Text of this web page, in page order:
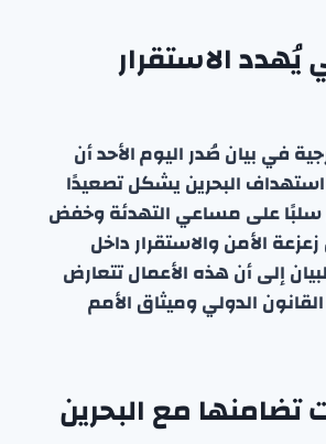
يُهدد الاستقرار
في بيان صُدر اليوم الأحد أن
استهداف البحرين يشكل تصعيدًا
على مساعي التهدئة وخفض
الأمن والاستقرار داخل
إلى أن هذه الأعمال تتعارض
الدولي وميثاق الأمم
تضامنها مع البحرين